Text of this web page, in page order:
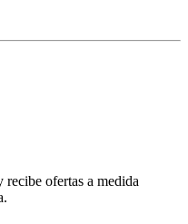
ofertas a medida